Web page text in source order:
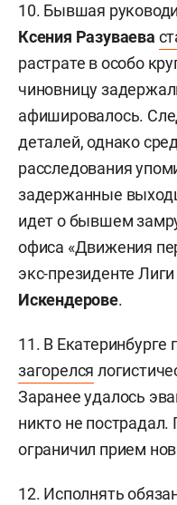
10. Бывшая
Ксения Разуваева
растрате в особо
чиновницу
афишировалось.
деталей, однако
расследования
задержанные
идет о бывшем
офиса «Движения
экс-президенте
Искендерове.
11. В Екатеринбурге
загорелся
Заранее удалось
никто не
ограничил прием
12. Исполнять